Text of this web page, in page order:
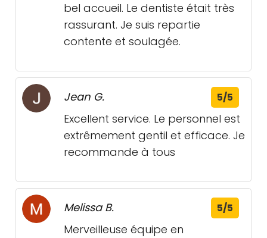
bel accueil. Le dentiste était très
rassurant. Je suis repartie
contente et soulagée.
Jean G. 5/5
Excellent service. Le personnel est
extrêmement gentil et efficace. Je
recommande à tous
Melissa B. 5/5
Merveilleuse équipe en